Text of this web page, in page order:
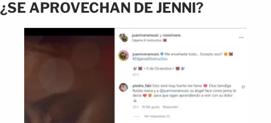
¿SE APROVECHAN DE JENNI?